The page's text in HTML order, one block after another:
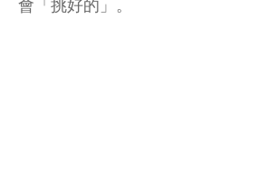
會「挑好的」。